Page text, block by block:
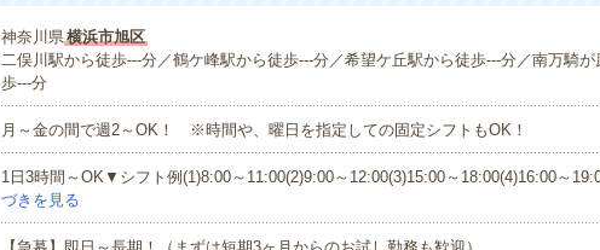
神奈川県横浜市旭区
二俣川駅から徒歩---分／鶴ケ峰駅から徒歩---分／希望ケ丘駅から徒歩---分／南万騎が
歩---分
月～金の間で週2～OK！ ※時間や、曜日を指定しての固定シフトもOK！
1日3時間～OK▼シフト例(1)8:00～11:00(2)9:00～12:00(3)15:00～18:00(4)16:00～
づきを見る